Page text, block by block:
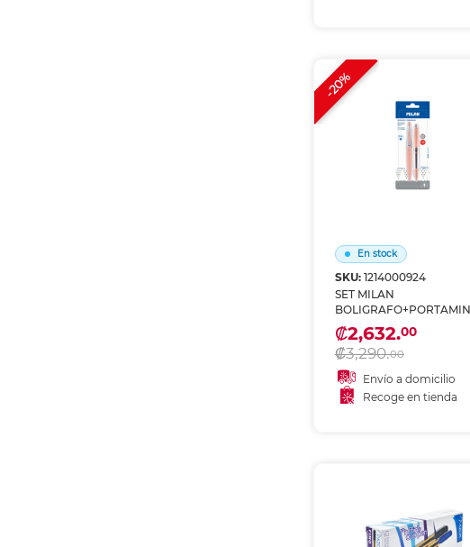
En stock
SKU: 1214000924
SET MILAN
CAPSULE SILVER ROSA
₡2,632.00
₡3,290.00
Envío a domicilio
Recoge en tienda
-20%